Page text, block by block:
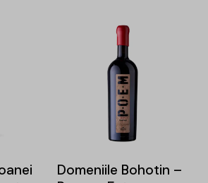
Domeniile Bohotin –